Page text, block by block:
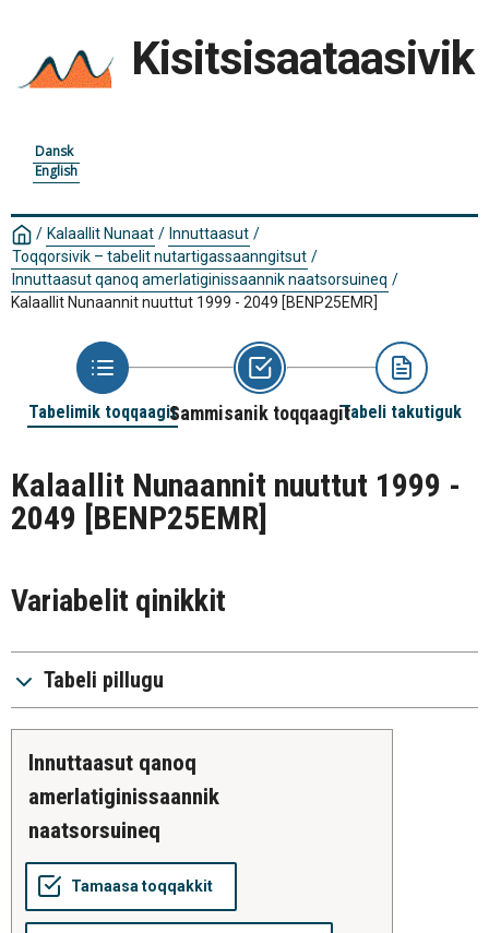
Kisitsisaataasivik
Dansk
English
/ Kalaallit Nunaat / Innuttaasut /
Toqqorsivik – tabelit nutartigassaanngitsut /
Innuttaasut qanoq amerlatiginissaannik naatsorsuineq /
Kalaallit Nunaannit nuuttut 1999 - 2049 [BENP25EMR]
Tabelimik toqqaagitSammisanik toqqaagitTabeli takutiguk
Kalaallit Nunaannit nuuttut 1999 -
2049 [BENP25EMR]
Variabelit qinikkit
Tabeli pillugu
innuttaasut qanoq
amerlatiginissaannik
naatsorsuineq